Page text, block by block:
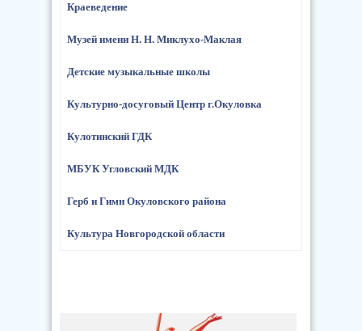
Краеведение
Музей имени Н. Н. Миклухо-Маклая
Детские музыкальные школы
Культурно-досуговый Центр г.Окуловка
Кулотинский ГДК
МБУК Угловский МДК
Герб и Гимн Окуловского района
Культура Новгородской области